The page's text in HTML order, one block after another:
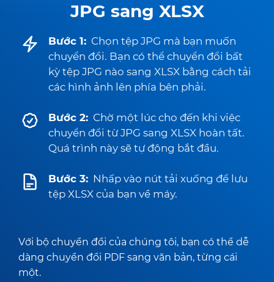
JPG sang XLSX
Bước 1: Chọn tệp JPG mà bạn muốn
chuyển đổi. Bạn có thể chuyển đổi bất
kỳ tệp JPG nào sang XLSX bằng cách tải
các hình ảnh lên phía bên phải.
Bước 2: Chờ một lúc cho đến khi việc
chuyển đổi từ JPG sang XLSX hoàn tất.
Quá trình này sẽ tự động bắt đầu.
Bước 3: Nhấp vào nút tải xuống để lưu
tệp XLSX của bạn về máy.
Với bộ chuyển đổi của chúng tôi, bạn có thể dễ
dàng chuyển đổi PDF sang văn bản, từng cái
một.